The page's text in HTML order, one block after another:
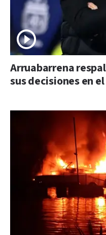
Arruabarrena
sus decisiones en